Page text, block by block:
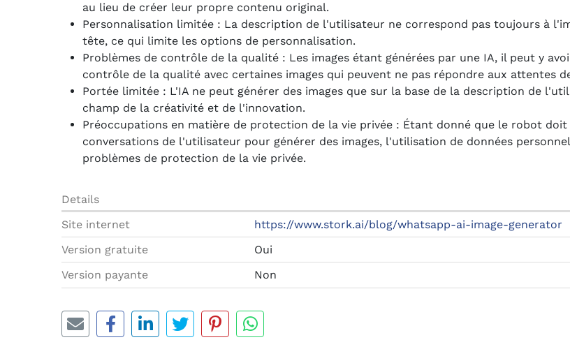
au lieu de créer leur propre contenu original.
Personnalisation limitée : La description de l'utilisateur ne correspond pas toujours à
tête, ce qui limite les options de personnalisation.
Problèmes de contrôle de la qualité : Les images étant générées par une IA, il peut y
contrôle de la qualité avec certaines images qui peuvent ne pas répondre aux attentes
Portée limitée : L'IA ne peut générer des images que sur la base de la description de
champ de la créativité et de l'innovation.
Préoccupations en matière de protection de la vie privée : Étant donné que le robot doit
conversations de l'utilisateur pour générer des images, l'utilisation de données
problèmes de protection de la vie privée.
Details
Site internet
https://www.stork.ai/blog/whatsapp-ai-image-generator
Version gratuite
Oui
Version payante
Non